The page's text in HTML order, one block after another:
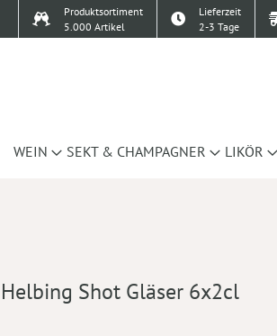
Produktsortiment
5.000 Artikel
Lieferzeit
2-3 Tage
WEIN SEKT & CHAMPAGNER LIKÖR
Helbing Shot Gläser 6x2cl